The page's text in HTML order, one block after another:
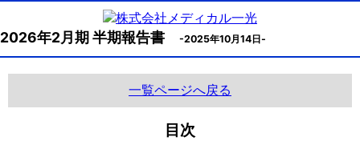
2026年2月期 半期報告書 -2025年10月14日-
一覧ページへ戻る
目次